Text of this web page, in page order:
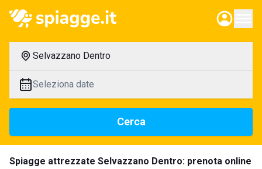
Selvazzano Dentro
Seleziona date
Cerca
Spiagge attrezzate Selvazzano Dentro: prenota online